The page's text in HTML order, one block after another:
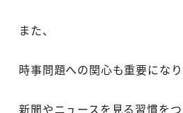
また、
時事問題への関心も重要になり
新聞やニュースを見る習慣をつ